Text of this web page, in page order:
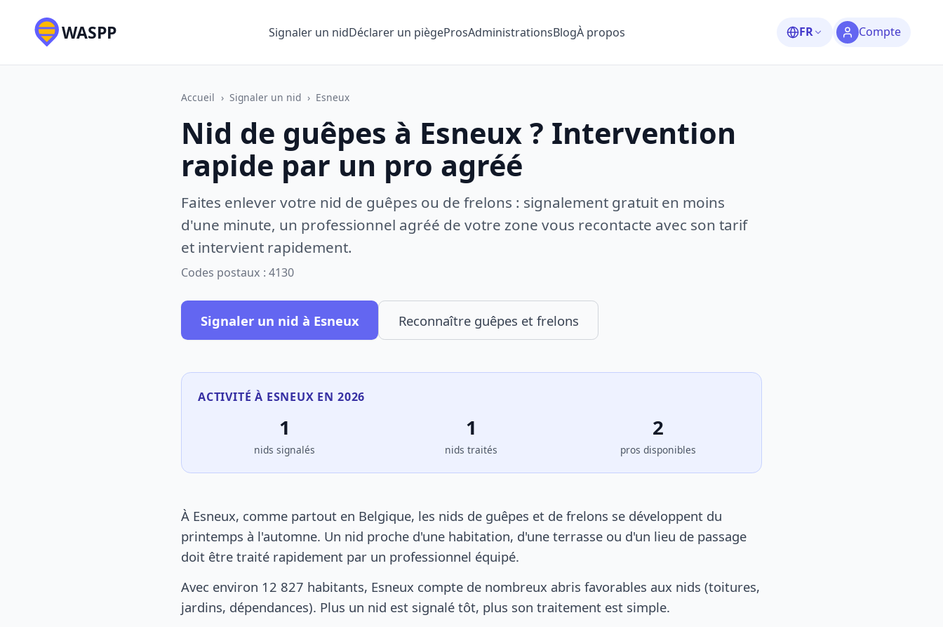
WASPP Signaler un nidDéclarer un piègeProsAdministrationsBlogÀ propos FR Compte
Accueil › Signaler un nid › Esneux
Nid de guêpes à Esneux ? Intervention
rapide par un pro agréé
Faites enlever votre nid de guêpes ou de frelons : signalement gratuit en moins
d'une minute, un professionnel agréé de votre zone vous recontacte avec son tarif
et intervient rapidement.
Codes postaux : 4130
Signaler un nid à Esneux Reconnaître guêpes et frelons
ACTIVITÉ À ESNEUX EN 2026
1
nids signalés
1
nids traités
2
pros disponibles
À Esneux, comme partout en Belgique, les nids de guêpes et de frelons se développent du
printemps à l'automne. Un nid proche d'une habitation, d'une terrasse ou d'un lieu de passage
doit être traité rapidement par un professionnel équipé.
Avec environ 12 827 habitants, Esneux compte de nombreux abris favorables aux nids (toitures,
jardins, dépendances). Plus un nid est signalé tôt, plus son traitement est simple.